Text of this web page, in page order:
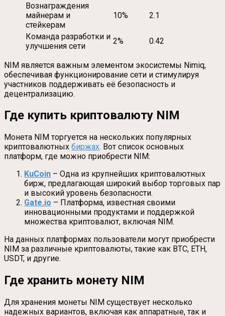
Вознаграждения
майнерам и
стейкерам
10% 2.1
Команда разработки и
улучшения сети
2% 0.42
NIM является важным элементом экосистемы Nimiq,
обеспечивая функционирование сети и стимулируя
участников поддерживать её безопасность и
децентрализацию.
Где купить криптовалюту NIM
Монета NIM торгуется на нескольких популярных
криптовалютных биржах. Вот список основных
платформ, где можно приобрести NIM:
KuCoin – Одна из крупнейших криптовалютных
бирж, предлагающая широкий выбор торговых пар
и высокий уровень безопасности.
Gate.io – Платформа, известная своими
инновационными продуктами и поддержкой
множества криптовалют, включая NIM.
На данных платформах пользователи могут приобрести
NIM за различные криптовалюты, такие как BTC, ETH,
USDT, и другие.
Где хранить монету NIM
Для хранения монеты NIM существует несколько
надежных вариантов, включая как аппаратные, так и